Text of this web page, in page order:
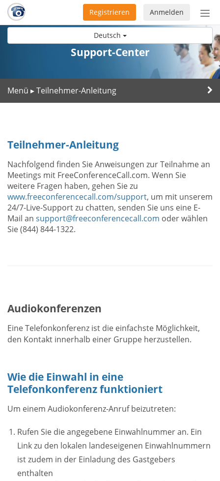
Deutsch
Anmelden
Registrieren
Support-Center
Menü ▸ Teilnehmer-Anleitung
Teilnehmer-Anleitung
Nachfolgend finden Sie Anweisungen zur Teilnahme an
Meetings mit FreeConferenceCall.com. Wenn Sie
weitere Fragen haben, gehen Sie zu
www.freeconferencecall.com/support, um mit unserem
24/7-Live-Support zu chatten, senden Sie uns eine E-
Mail an support@freeconferencecall.com oder wählen
Sie (844) 844-1322.
Audiokonferenzen
Eine Telefonkonferenz ist die einfachste Möglichkeit,
den Kontakt innerhalb einer Gruppe herzustellen.
Wie die Einwahl in eine
Telefonkonferenz funktioniert
Um einem Audiokonferenz-Anruf beizutreten:
Rufen Sie die angegebene Einwahlnummer an. Ein
Link zu den lokalen landeseigenen Einwahlnummern
ist zudem in der Einladung des Gastgebers
enthalten